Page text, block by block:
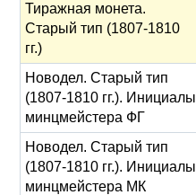
Тиражная монета.
Старый тип (1807-1810
гг.)
Новодел. Старый тип
(1807-1810 гг.). Инициалы
минцмейстера ФГ
Новодел. Старый тип
(1807-1810 гг.). Инициалы
минцмейстера МК